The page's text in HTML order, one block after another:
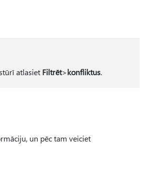
atlasiet Filtrēt>konfliktus.
un pēc tam veiciet